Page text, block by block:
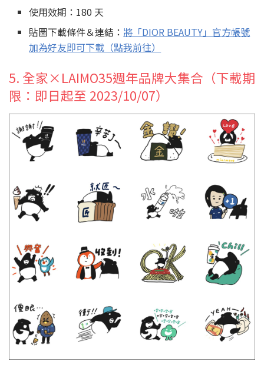
使用效期：180 天
貼圖下載條件＆連結： 將「DIOR BEAUTY」官方帳號
加為好友即可下載（點我前往）
5. 全家×LAIMO35週年品牌大集合（下載期
限：即日起至 2023/10/07）